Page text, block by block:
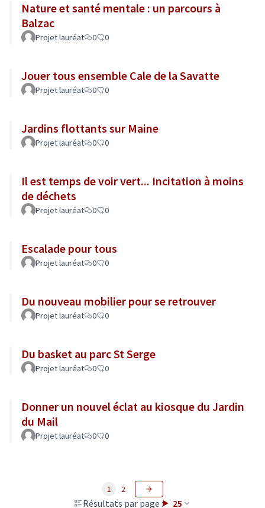
Nature et santé mentale : un parcours à
Balzac
Projet lauréat 0 0
Jouer tous ensemble Cale de la Savatte
Projet lauréat 0 0
Jardins flottants sur Maine
Projet lauréat 0 0
Il est temps de voir vert... Incitation à moins
de déchets
Projet lauréat 0 0
Escalade pour tous
Projet lauréat 0 0
Du nouveau mobilier pour se retrouver
Projet lauréat 0 0
Du basket au parc St Serge
Projet lauréat 0 0
Donner un nouvel éclat au kiosque du Jardin
du Mail
Projet lauréat 0 0
Résultats par page : 25
1 2